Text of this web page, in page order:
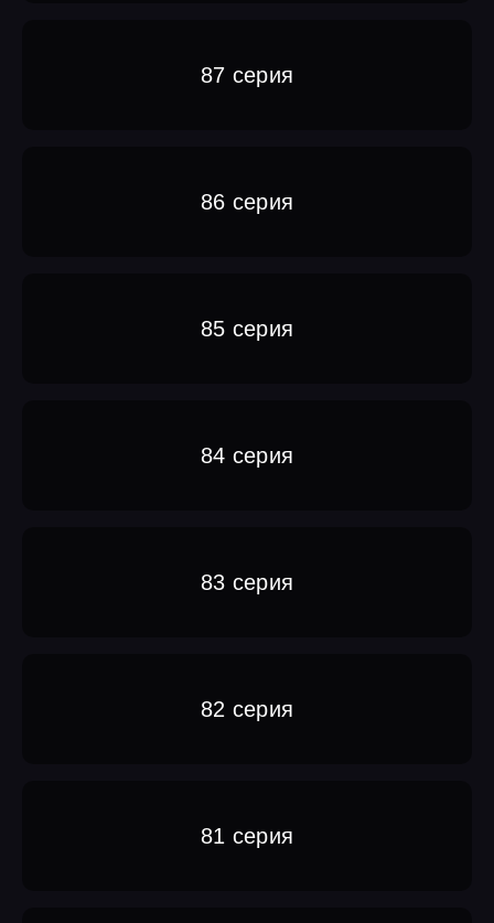
87 серия
86 серия
85 серия
84 серия
83 серия
82 серия
81 серия